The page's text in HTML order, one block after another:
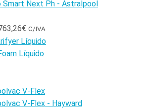
Smart Next Ph - Astralpool
€ C/IVA
Líquido